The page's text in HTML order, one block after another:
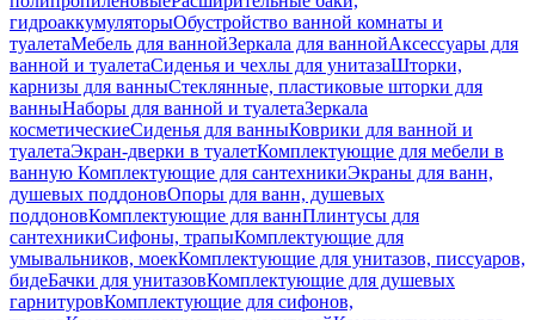
гидроаккумуляторыОбустройство ванной комнаты и
туалетаМебель для ваннойЗеркала для ваннойАксессуары для
ванной и туалетаСиденья и чехлы для унитазаШторки,
карнизы для ванныСтеклянные, пластиковые шторки для
ванныНаборы для ванной и туалетаЗеркала
косметическиеСиденья для ванныКоврики для ванной и
туалетаЭкран-дверки в туалетКомплектующие для мебели в
ванную Комплектующие для сантехникиЭкраны для ванн,
душевых поддоновОпоры для ванн, душевых
поддоновКомплектующие для ваннПлинтусы для
сантехникиСифоны, трапыКомплектующие для
умывальников, моекКомплектующие для унитазов, писсуаров,
бидеБачки для унитазовКомплектующие для душевых
гарнитуровКомплектующие для сифонов,